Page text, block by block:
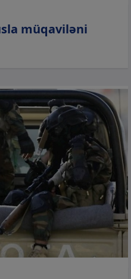
müqaviləni